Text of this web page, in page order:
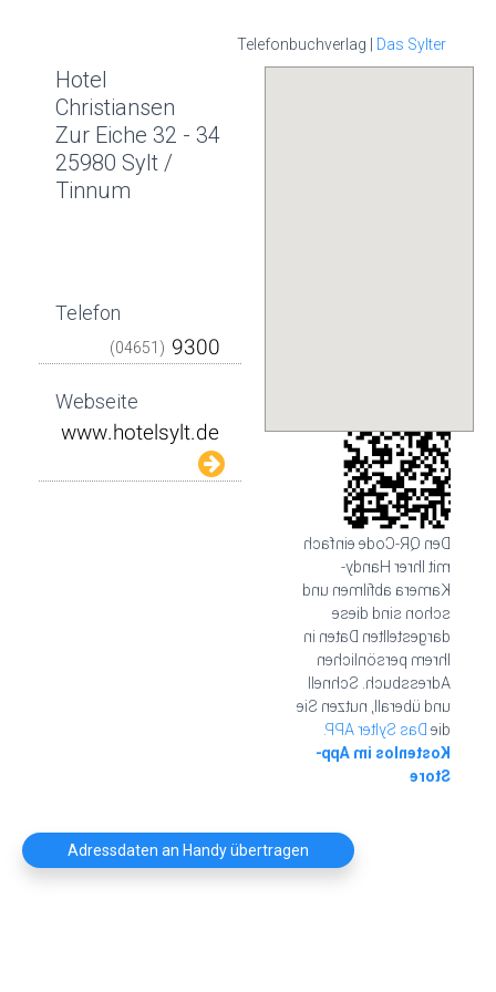
Telefonbuchverlag | Das Sylter
Hotel
Christiansen
Zur Eiche 32 - 34
25980 Sylt /
Tinnum
Telefon
(04651)
Webseite
Den QR-Code einfach
mit Ihrer Handy-
Kamera abfilmen und
schon sind diese
dargestellten Daten in
Ihrem persönlichen
Adressbuch. Schnell
und überall, nutzen Sie
die
Das Sylter APP.
Kostenlos im App-
Store
Adressdaten an Handy übertragen